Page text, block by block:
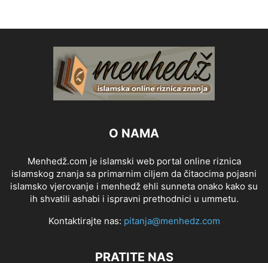
O NAMA
Menhedž.com je islamski web portal online riznica
islamskog znanja sa primarnim ciljem da čitaocima pojasni
islamsko vjerovanje i menhedž ehli sunneta onako kako su
ih shvatili ashabi i ispravni prethodnici u ummetu.
Kontaktirajte nas: pitanja@menhedz.com
PRATITE NAS